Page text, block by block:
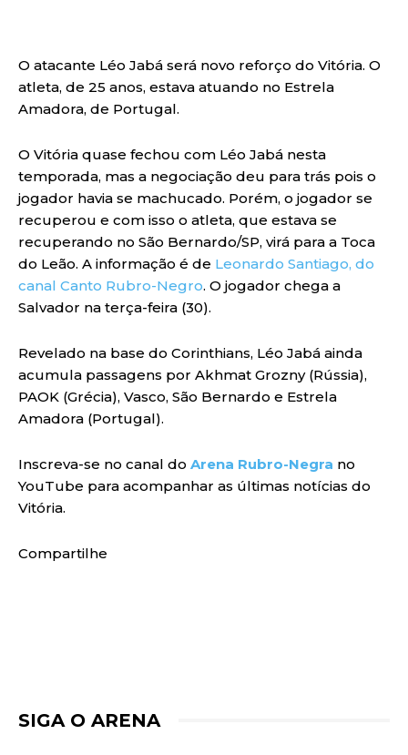
O atacante Léo Jabá será novo reforço do Vitória. O
atleta, de 25 anos, estava atuando no Estrela
Amadora, de Portugal.
O Vitória quase fechou com Léo Jabá nesta
temporada, mas a negociação deu para trás pois o
jogador havia se machucado. Porém, o jogador se
recuperou e com isso o atleta, que estava se
recuperando no São Bernardo/SP, virá para a Toca
do Leão. A informação é de Leonardo Santiago, do
canal Canto Rubro-Negro. O jogador chega a
Salvador na terça-feira (30).
Revelado na base do Corinthians, Léo Jabá ainda
acumula passagens por Akhmat Grozny (Rússia),
PAOK (Grécia), Vasco, São Bernardo e Estrela
Amadora (Portugal).
Inscreva-se no canal do Arena Rubro-Negra no
YouTube para acompanhar as últimas notícias do
Vitória.
Compartilhe
SIGA O ARENA